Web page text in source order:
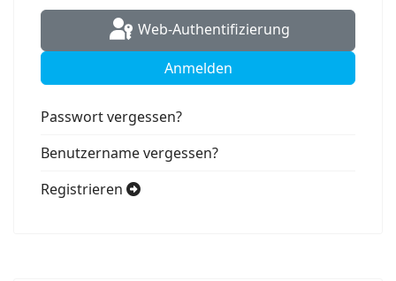
Web-Authentifizierung
Anmelden
Passwort vergessen?
Benutzername vergessen?
Registrieren